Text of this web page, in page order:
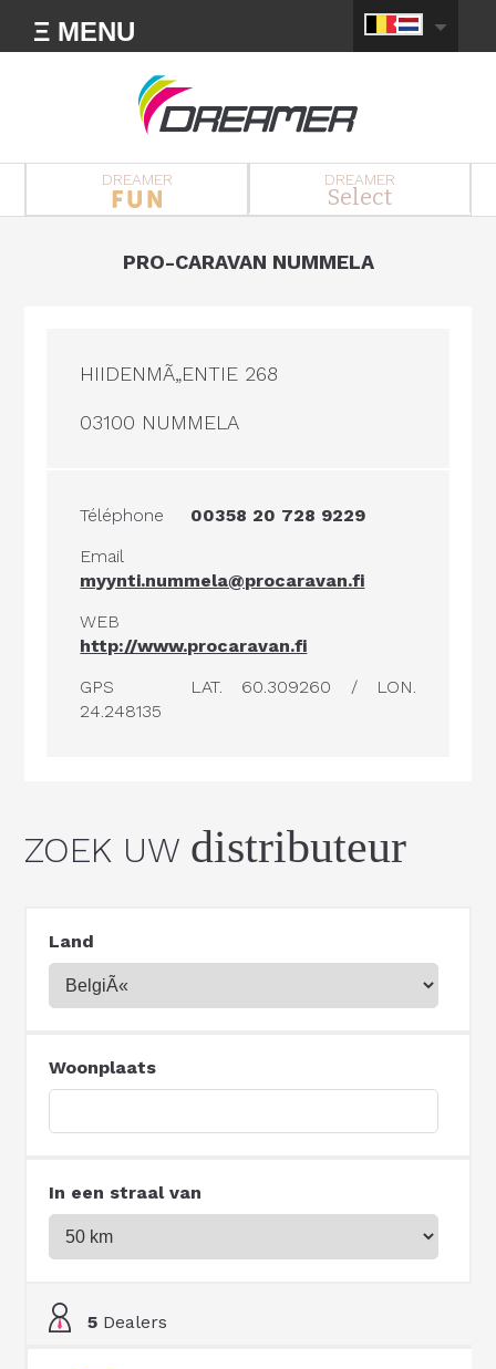
Ξ MENU
DREAMER DREAMER
Select
PRO-CARAVAN NUMMELA
HIIDENMÃ„ENTIE 268
03100 NUMMELA
Téléphone
00358 20 728 9229
Email
myynti.nummela@procaravan.fi
WEB
http://www.procaravan.fi
GPS
LAT. 60.309260 / LON.
24.248135
ZOEK UW distributeur
Land
Woonplaats
In een straal van
5 Dealers